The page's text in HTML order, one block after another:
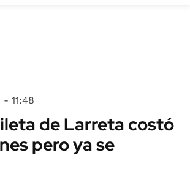
- 11:48
de Larreta costó
pero ya se